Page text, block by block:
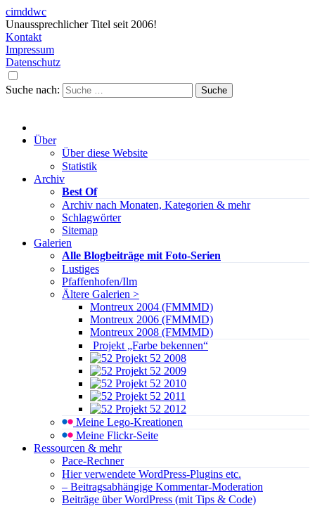
cimddwc
Unaussprechlicher Titel seit 2006!
Kontakt
Impressum
Datenschutz
Suche nach:
Über
Über diese Website
Statistik
Archiv
Best Of
Archiv nach Monaten, Kategorien & mehr
Schlagwörter
Sitemap
Galerien
Alle Blogbeiträge mit Foto-Serien
Lustiges
Pfaffenhofen/Ilm
Ältere Galerien >
Montreux 2004 (FMMMD)
Montreux 2006 (FMMMD)
Montreux 2008 (FMMMD)
Projekt „Farbe bekennen“
Projekt 52 2008
Projekt 52 2009
Projekt 52 2010
Projekt 52 2011
Projekt 52 2012
Meine Lego-Kreationen
Meine Flickr-Seite
Ressourcen & mehr
Pace-Rechner
Hier verwendete WordPress-Plugins etc.
– Beitragsabhängige Kommentar-Moderation
Beiträge über WordPress (mit Tips & Code)